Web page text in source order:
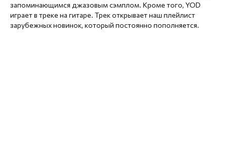
запоминающимся джазовым сэмплом. Кроме того, YOD
играет в треке на гитаре. Трек открывает наш плейлист
зарубежных новинок, который постоянно пополняется.